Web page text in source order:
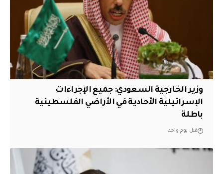
وزير الخارجية السعودي: جميع الإجراءات
الإسرائيلية الأحادية في الأراضي الفلسطينية
باطلة
قبل يوم واحد